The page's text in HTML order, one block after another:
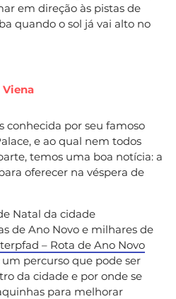
em direção às pistas de
quando o sol já vai alto no
Viena
conhecida por seu famoso
e ao qual nem todos
temos uma boa notícia: a
oferecer na véspera de
Natal da cidade
de Ano Novo e milhares de
– Rota de Ano Novo
percurso que pode ser
da cidade e por onde se
para melhorar